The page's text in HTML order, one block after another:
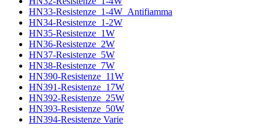
HN33-Resistenze_1-4W_Antifiamma
HN34-Resistenze_1-2W
HN35-Resistenze_1W
HN36-Resistenze_2W
HN37-Resistenze_5W
HN38-Resistenze_7W
HN390-Resistenze_11W
HN391-Resistenze_17W
HN392-Resistenze_25W
HN393-Resistenze_50W
HN394-Resistenze Varie